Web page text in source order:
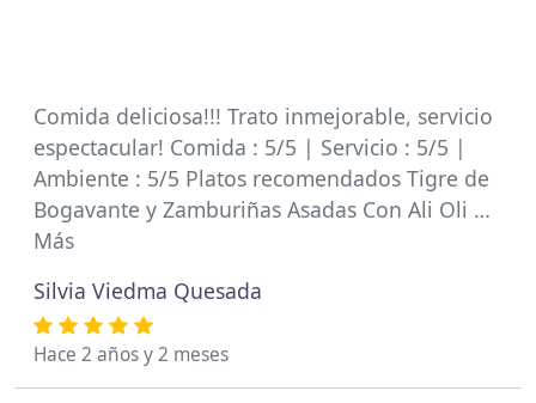
Comida deliciosa!!! Trato inmejorable, servicio
espectacular! Comida : 5/5 | Servicio : 5/5 |
Ambiente : 5/5 Platos recomendados Tigre de
Bogavante y Zamburiñas Asadas Con Ali Oli …
Más
Silvia Viedma Quesada
Hace 2 años y 2 meses